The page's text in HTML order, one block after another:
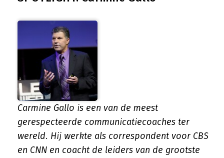
Carmine Gallo is een van de meest
gerespecteerde communicatiecoaches ter
wereld. Hij werkte als correspondent voor CBS
en CNN en coacht de leiders van de grootste